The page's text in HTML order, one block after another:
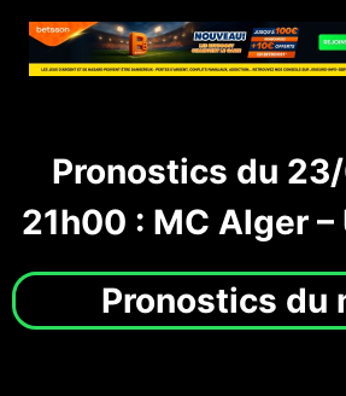
Pronostics du
21h00 : MC Alger –
Pronostics du